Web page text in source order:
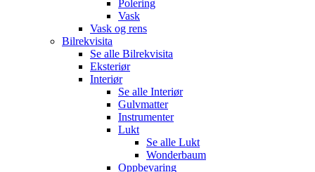
Polering
Vask
Vask og rens
Bilrekvisita
Se alle Bilrekvisita
Eksteriør
Interiør
Se alle Interiør
Gulvmatter
Instrumenter
Lukt
Se alle Lukt
Wonderbaum
Oppbevaring